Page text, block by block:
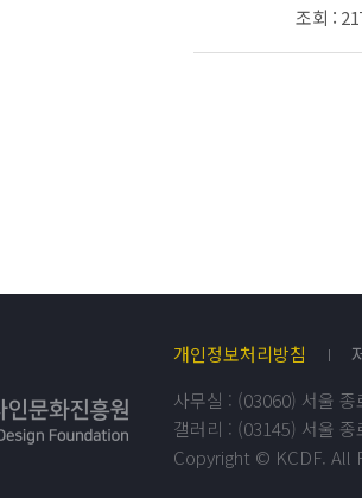
조회 :
개인정보처리방침
사무실 : (03060) 서울
갤러리 : (03145) 서울
Copyright © KCDF. All